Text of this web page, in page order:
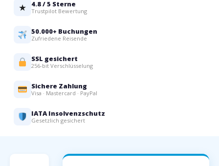
★ 4.8 / 5 Sterne
Trustpilot Bewertung
50.000+ Buchungen
Zufriedene Reisende
SSL gesichert
256-bit Verschlüsselung
Sichere Zahlung
Visa · Mastercard · PayPal
IATA Insolvenzschutz
Gesetzlich gesichert